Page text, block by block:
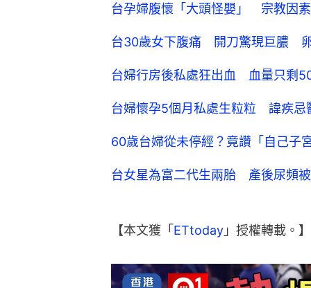
台孕婦腹懷「大頭怪嬰」 宗教因
台30歲女下腹痛 開刀驚現巨膿
台婦行房後私處狂出血 血量只剩
台婦懷孕5個月私處生粒粒 諱疾
60歲台婦從未停經？竟讚「自己
台女星為富二代生兩胎 產後尿頻
【本文獲「 ETtoday 」授權轉載。】